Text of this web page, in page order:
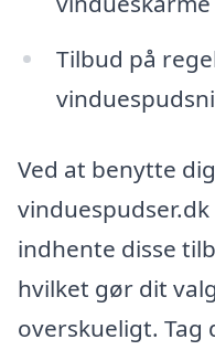
Tilbud på
Ved at benytte
indhente disse
hvilket gør dit
overskueligt. Tag